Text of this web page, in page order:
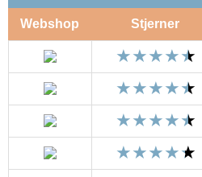
Webshop Stjerner